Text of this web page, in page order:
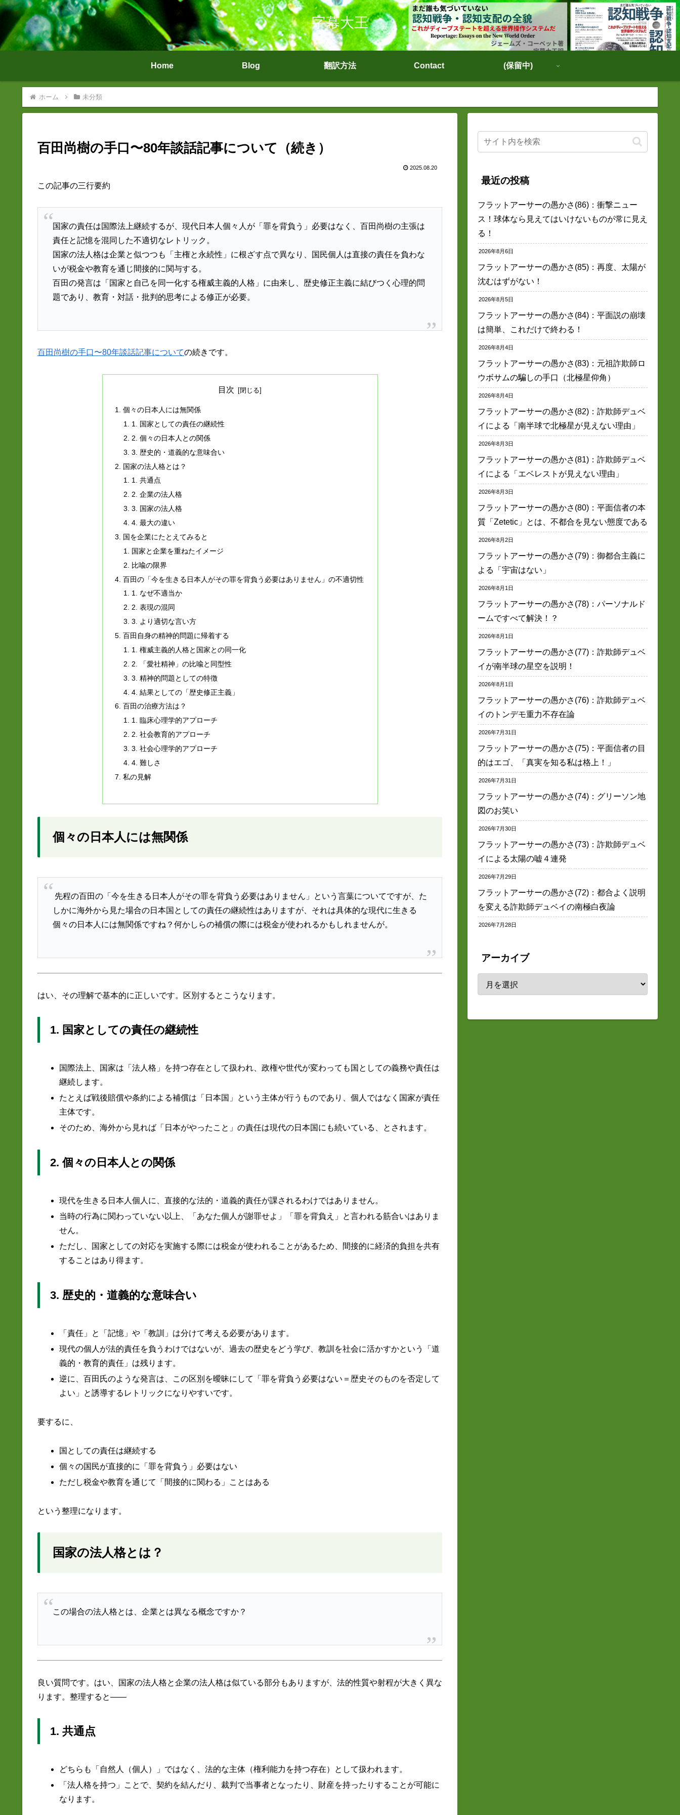
字幕大王
Home Blog 翻訳方法 Contact (保留中)
ホーム 未分類
百田尚樹の手口〜80年談話記事について（続き）
2025.08.20
この記事の三行要約
国家の責任は国際法上継続するが、現代日本人個々人が「罪を背負う」必要はなく、百田尚樹の主張は
責任と記憶を混同した不適切なレトリック。
国家の法人格は企業と似つつも「主権と永続性」に根ざす点で異なり、国民個人は直接の責任を負わな
いが税金や教育を通じ間接的に関与する。
百田の発言は「国家と自己を同一化する権威主義的人格」に由来し、歴史修正主義に結びつく心理的問
題であり、教育・対話・批判的思考による修正が必要。
百田尚樹の手口〜80年談話記事についての続きです。
目次
個々の日本人には無関係
1. 国家としての責任の継続性
2. 個々の日本人との関係
3. 歴史的・道義的な意味合い
国家の法人格とは？
1. 共通点
2. 企業の法人格
3. 国家の法人格
4. 最大の違い
国を企業にたとえてみると
国家と企業を重ねたイメージ
比喩の限界
百田の「今を生きる日本人がその罪を背負う必要はありません」の不適切性
1. なぜ不適当か
2. 表現の混同
3. より適切な言い方
百田自身の精神的問題に帰着する
1. 権威主義的人格と国家との同一化
2. 「愛社精神」の比喩と同型性
3. 精神的問題としての特徴
4. 結果としての「歴史修正主義」
百田の治療方法は？
1. 臨床心理学的アプローチ
2. 社会教育的アプローチ
3. 社会心理学的アプローチ
4. 難しさ
私の見解
個々の日本人には無関係
先程の百田の「今を生きる日本人がその罪を背負う必要はありません」という言葉についてですが、た
しかに海外から見た場合の日本国としての責任の継続性はありますが、それは具体的な現代に生きる
個々の日本人には無関係ですね？何かしらの補償の際には税金が使われるかもしれませんが。
はい、その理解で基本的に正しいです。区別するとこうなります。
1. 国家としての責任の継続性
国際法上、国家は「法人格」を持つ存在として扱われ、政権や世代が変わっても国としての義務や責任は
継続します。
たとえば戦後賠償や条約による補償は「日本国」という主体が行うものであり、個人ではなく国家が責任
主体です。
そのため、海外から見れば「日本がやったこと」の責任は現代の日本国にも続いている、とされます。
2. 個々の日本人との関係
現代を生きる日本人個人に、直接的な法的・道義的責任が課されるわけではありません。
当時の行為に関わっていない以上、「あなた個人が謝罪せよ」「罪を背負え」と言われる筋合いはありま
せん。
ただし、国家としての対応を実施する際には税金が使われることがあるため、間接的に経済的負担を共有
することはあり得ます。
3. 歴史的・道義的な意味合い
「責任」と「記憶」や「教訓」は分けて考える必要があります。
現代の個人が法的責任を負うわけではないが、過去の歴史をどう学び、教訓を社会に活かすかという「道
義的・教育的責任」は残ります。
逆に、百田氏のような発言は、この区別を曖昧にして「罪を背負う必要はない＝歴史そのものを否定して
よい」と誘導するレトリックになりやすいです。
要するに、
国としての責任は継続する
個々の国民が直接的に「罪を背負う」必要はない
ただし税金や教育を通じて「間接的に関わる」ことはある
という整理になります。
国家の法人格とは？
この場合の法人格とは、企業とは異なる概念ですか？
良い質問です。はい、国家の法人格と企業の法人格は似ている部分もありますが、法的性質や射程が大きく異な
ります。整理すると――
1. 共通点
どちらも「自然人（個人）」ではなく、法的な主体（権利能力を持つ存在）として扱われます。
「法人格を持つ」ことで、契約を結んだり、裁判で当事者となったり、財産を持ったりすることが可能に
なります。
最近の投稿
フラットアーサーの愚かさ(86)：衝撃ニュー
ス！球体なら見えてはいけないものが常に見え
る！
2026年8月6日
フラットアーサーの愚かさ(85)：再度、太陽が
沈むはずがない！
2026年8月5日
フラットアーサーの愚かさ(84)：平面説の崩壊
は簡単、これだけで終わる！
2026年8月4日
フラットアーサーの愚かさ(83)：元祖詐欺師ロ
ウボサムの騙しの手口（北極星仰角）
2026年8月4日
フラットアーサーの愚かさ(82)：詐欺師デュベ
イによる「南半球で北極星が見えない理由」
2026年8月3日
フラットアーサーの愚かさ(81)：詐欺師デュベ
イによる「エベレストが見えない理由」
2026年8月3日
フラットアーサーの愚かさ(80)：平面信者の本
質「Zetetic」とは、不都合を見ない態度である
2026年8月2日
フラットアーサーの愚かさ(79)：御都合主義に
よる「宇宙はない」
2026年8月1日
フラットアーサーの愚かさ(78)：パーソナルド
ームですべて解決！？
2026年8月1日
フラットアーサーの愚かさ(77)：詐欺師デュベ
イが南半球の星空を説明！
2026年8月1日
フラットアーサーの愚かさ(76)：詐欺師デュベ
イのトンデモ重力不存在論
2026年7月31日
フラットアーサーの愚かさ(75)：平面信者の目
的はエゴ、「真実を知る私は格上！」
2026年7月31日
フラットアーサーの愚かさ(74)：グリーソン地
図のお笑い
2026年7月30日
フラットアーサーの愚かさ(73)：詐欺師デュベ
イによる太陽の嘘４連発
2026年7月29日
フラットアーサーの愚かさ(72)：都合よく説明
を変える詐欺師デュベイの南極白夜論
2026年7月28日
アーカイブ